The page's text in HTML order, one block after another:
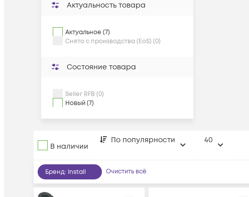
Актуальность товара
Актуальное (7)
Снято с производства (EoS) (0)
Состояние товара
Seller RFB (0)
Новый (7)
В наличии
По популярности 40
Бренд: Install Очистить всё